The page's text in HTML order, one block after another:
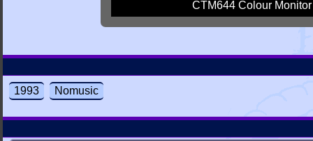
CTM644 Colour Monitor
1993 Nomusic